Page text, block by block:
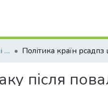
Міжнародні та політичні дослідження
після